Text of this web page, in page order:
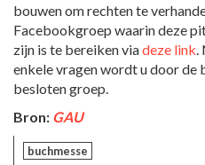
bouwen om rechten te
Facebookgroep waarin deze
zijn is te bereiken viadeze link.
enkele vragen wordt u door de
besloten groep.
Bron: GAU
buchmesse